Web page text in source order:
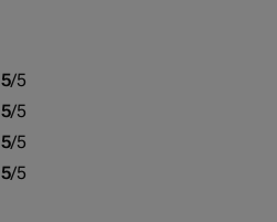
5/5
5/5
5/5
5/5